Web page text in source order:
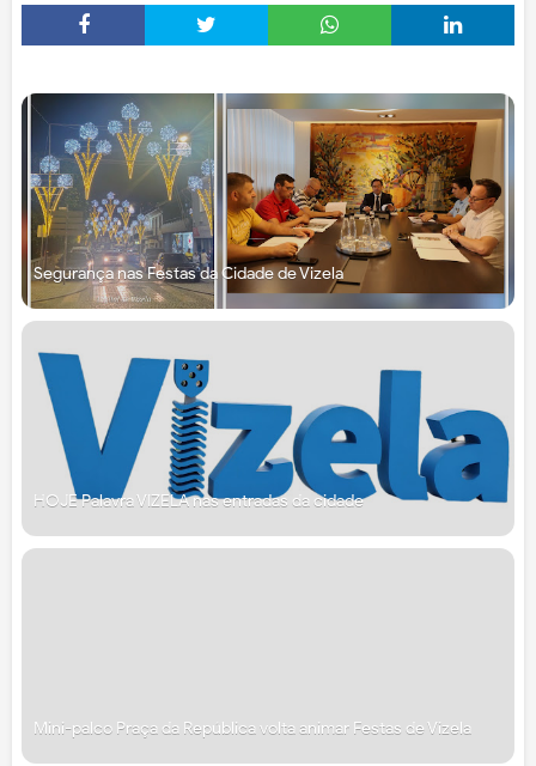
Segurança nas Festas da Cidade de Vizela
HOJE Palavra VIZELA nas entradas da cidade
Mini-palco Praça da República volta animar Festas de Vizela